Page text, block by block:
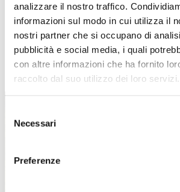
analizzare il nostro traffico.
informazioni sul modo in cui utilizza il
nostri partner che si occupano di
pubblicità e social media, i quali
con altre informazioni che ha fornito
raccolto dal suo utilizzo dei loro servizi.
delNecessari
Preferenze
TUTTE LE CATEGORIE DEL MAGAZINE